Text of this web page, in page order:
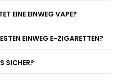
EINE EINWEG VAPE?
EINWEG E-ZIGARETTEN?
SICHER?